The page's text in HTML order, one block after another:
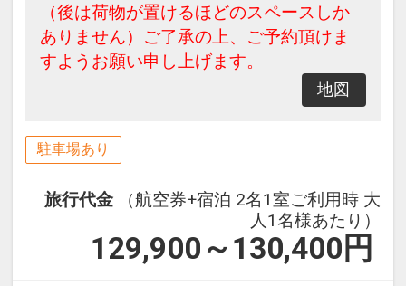
（後は荷物が置けるほどのスペースしか
ありません）ご了承の上、ご予約頂けま
すようお願い申し上げます。
地図
駐車場あり
旅行代金
（航空券+宿泊 2名1室ご利用時 大
人1名様あたり）
129,900～130,400 円